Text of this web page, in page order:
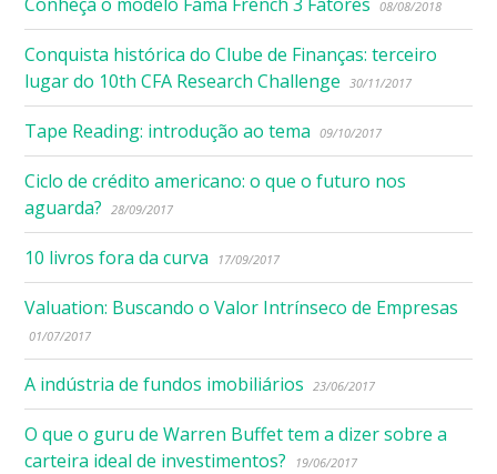
08/08/2018
Conquista histórica do Clube de Finanças: terceiro
lugar do 10th CFA Research Challenge
30/11/2017
Tape Reading: introdução ao tema 09/10/2017
Ciclo de crédito americano: o que o futuro nos
aguarda?
28/09/2017
10 livros fora da curva 17/09/2017
Valuation: Buscando o Valor Intrínseco de Empresas
01/07/2017
A indústria de fundos imobiliários 23/06/2017
O que o guru de Warren Buffet tem a dizer sobre a
carteira ideal de investimentos?
19/06/2017